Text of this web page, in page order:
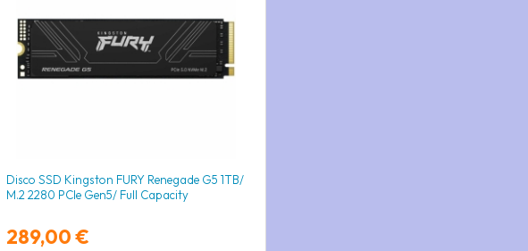
Disco SSD Kingston FURY Renegade G5 1TB/
M.2 2280 PCIe Gen5/ Full Capacity
289,00 €